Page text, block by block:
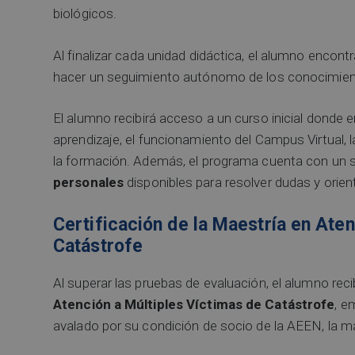
biológicos.
Al finalizar cada unidad didáctica, el alumno
hacer un seguimiento autónomo de los
El alumno recibirá acceso a un curso inicial
aprendizaje, el funcionamiento del Campus
la formación. Además, el programa cuenta con
personales disponibles para resolver dudas y
Certificación de la Maestría en
Catástrofe
Al superar las pruebas de evaluación, el alumno
Atención a Múltiples Víctimas de Catástrofe,
avalado por su condición de socio de la AEEN, la